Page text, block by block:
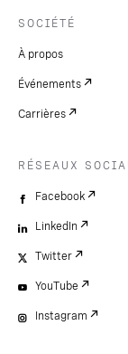
SOCIÉTÉ
À propos
Événements
Carrières
RÉSEAUX
Facebook
LinkedIn
Twitter
YouTube
Instagram